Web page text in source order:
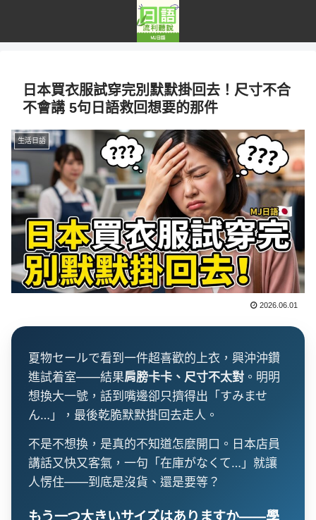
日本買衣服試穿完別默默掛回去！尺寸不合
不會講 5句日語救回想要的那件
生活日語
2026.06.01
夏物セールで看到一件超喜歡的上衣，興沖沖鑽
進試着室——結果肩膀卡卡、尺寸不太對 。明明
想換大一號，話到嘴邊卻只擠得出「すみませ
ん…」，最後乾脆默默掛回去走人。
不是不想換，是真的不知道怎麼開口。日本店員
講話又快又客氣，一句「在庫がなくて…」就讓
人愣住——到底是沒貨、還是要等？